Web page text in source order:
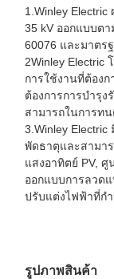
1.Winley Electric
35 kV ออกแบบตา
60076 และมาตร
2Winley Electric
การใช้งานที่ต้อง
ต้องการการบํารุ
สามารถในการท
3.Winley
พัดธาตุและสามา
แสงอาทิตย์ PV,
ออกแบบการลวด
ปรับแต่งไฟฟ้าที่กํ
รูปภาพสินค้า